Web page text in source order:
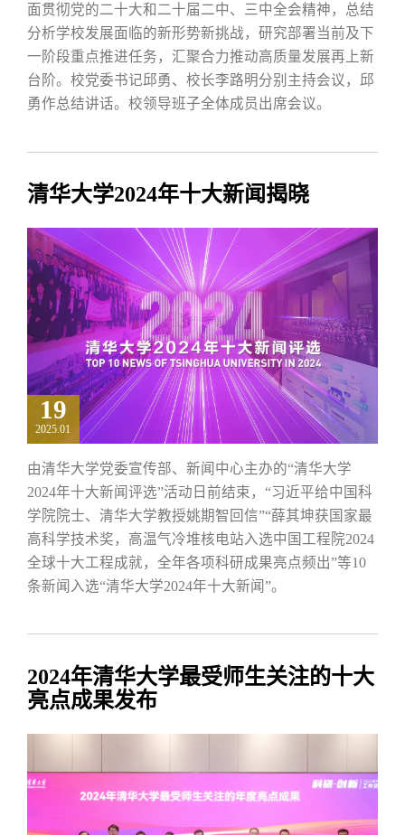
面贯彻党的二十大和二十届二中、三中全会精神，总结
分析学校发展面临的新形势新挑战，研究部署当前及下
一阶段重点推进任务，汇聚合力推动高质量发展再上新
台阶。校党委书记邱勇、校长李路明分别主持会议，邱
勇作总结讲话。校领导班子全体成员出席会议。
清华大学2024年十大新闻揭晓
19
2025.01
由清华大学党委宣传部、新闻中心主办的“清华大学
2024年十大新闻评选”活动日前结束，“习近平给中国科
学院院士、清华大学教授姚期智回信”“薛其坤获国家最
高科学技术奖，高温气冷堆核电站入选中国工程院2024
全球十大工程成就，全年各项科研成果亮点频出”等10
条新闻入选“清华大学2024年十大新闻”。
2024年清华大学最受师生关注的十大
亮点成果发布